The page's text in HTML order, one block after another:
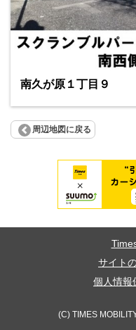
南久が原１丁目９
周辺地図に戻る
サイト
個人情報
(C) TIMES